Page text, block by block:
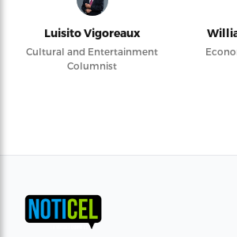
Luisito Vigoreaux
Cultural and Entertainment
Columnist